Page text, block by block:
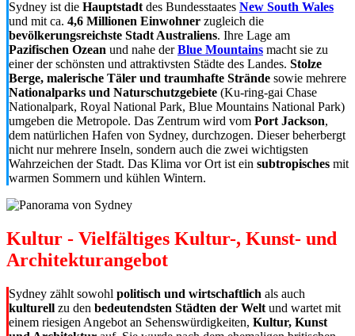
Sydney ist die Hauptstadt des Bundesstaates New South Wales
und mit ca. 4,6 Millionen Einwohner zugleich die
bevölkerungsreichste Stadt Australiens. Ihre Lage am
Pazifischen Ozean und nahe der Blue Mountains macht sie zu
einer der schönsten und attraktivsten Städte des Landes. Stolze
Berge, malerische Täler und traumhafte Strände sowie mehrere
Nationalparks und Naturschutzgebiete (Ku-ring-gai Chase
Nationalpark, Royal National Park, Blue Mountains National Park)
umgeben die Metropole. Das Zentrum wird vom Port Jackson,
dem natürlichen Hafen von Sydney, durchzogen. Dieser beherbergt
nicht nur mehrere Inseln, sondern auch die zwei wichtigsten
Wahrzeichen der Stadt. Das Klima vor Ort ist ein subtropisches mit
warmen Sommern und kühlen Wintern.
Kultur - Vielfältiges Kultur-, Kunst- und
Architekturangebot
Sydney zählt sowohl politisch und wirtschaftlich als auch
kulturell zu den bedeutendsten Städten der Welt und wartet mit
einem riesigen Angebot an Sehenswürdigkeiten, Kultur, Kunst